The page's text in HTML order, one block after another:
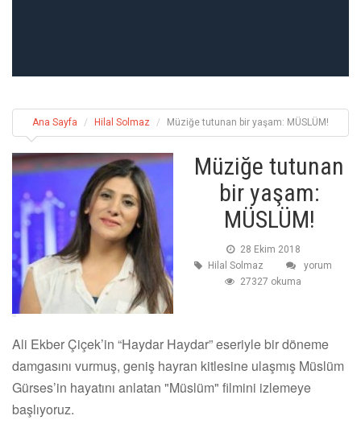
Ana Sayfa Hilal Solmaz Müziğe tutunan bir yaşam: MÜSLÜM!
Müziğe tutunan
bir yaşam:
MÜSLÜM!
28 Ekim 2018
Hilal Solmaz
yorum
27327 okuma
Ali Ekber Çiçek’in “Haydar Haydar” eseriyle bir döneme
damgasını vurmuş, geniş hayran kitlesine ulaşmış Müslüm
Gürses’in hayatını anlatan "Müslüm" filmini izlemeye
başlıyoruz.